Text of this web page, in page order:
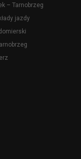
– Tarnobrzeg
jazdy